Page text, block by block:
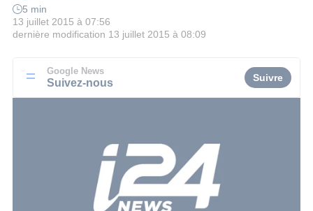
5 min
13 juillet 2015 à 07:56
dernière modification 13 juillet 2015 à 08:09
Google News
Suivez-nous Suivre